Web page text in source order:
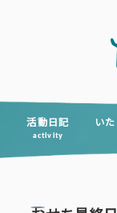
ツ
活動日記
activity
い